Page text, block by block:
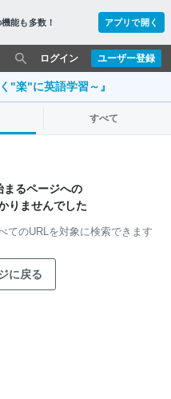
能も多数！ アプリで開く
ユーザー登録
ログイン
"楽"に英語学習～』
すべて
まるページへの
りませんでした
てのURLを対象に検索できます
に戻る